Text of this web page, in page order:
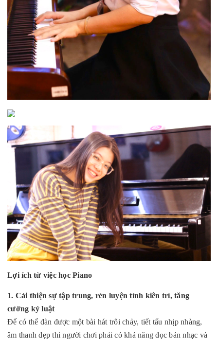
Lợi ích từ việc học Piano
1. Cải thiện sự tập trung, rèn luyện tính kiên trì, tăng
cường kỷ luật
Để có thể đàn được một bài hát trôi chảy, tiết tấu nhịp nhàng,
âm thanh đẹp thì người chơi phải có khả năng đọc bản nhạc và